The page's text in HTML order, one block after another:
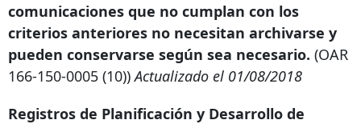
comunicaciones que no cumplan con los
criterios anteriores no necesitan archivarse y
pueden conservarse según sea necesario. (OAR
166-150-0005 (10))Actualizado el 01/08/2018
Registros de Planificación y Desarrollo de